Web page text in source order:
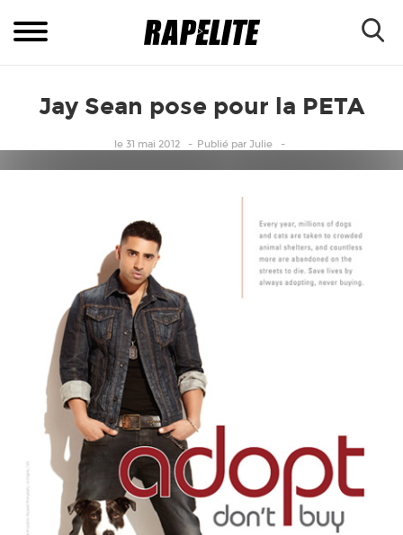
Jay Sean pose pour la PETA
le 31 mai 2012 Publiépar Julie